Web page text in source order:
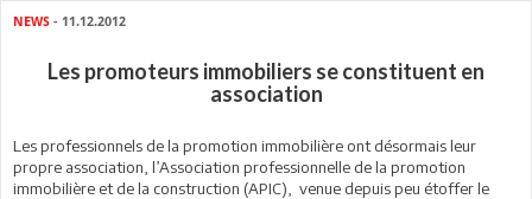
NEWS - 11.12.2012
Les promoteurs immobiliers se constituent en
association
Les professionnels de la promotion immobilière ont désormais leur
propre association, l’Association professionnelle de la promotion
immobilière et de la construction (APIC), venue depuis peu étoffer le